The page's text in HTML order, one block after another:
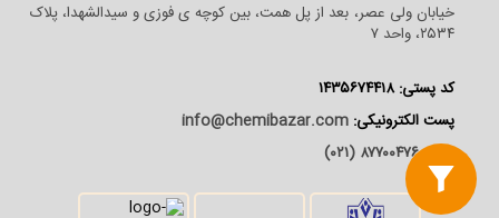
خیابان ولی عصر، بعد از پل همت، بین کوچه ی فوزی و سیدالشهدا، پلاک
۲۵۳۴، واحد ۷
کد پستی: ۱۴۳۵۶۷۴۴۱۸
پست الکترونیکی: info@chemibazar.com
تلفن:۸۷۷۰۰۴۷۶ (۰۲۱)